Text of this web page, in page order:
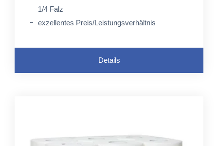
1/4 Falz
exzellentes Preis/Leistungsverhältnis
Details